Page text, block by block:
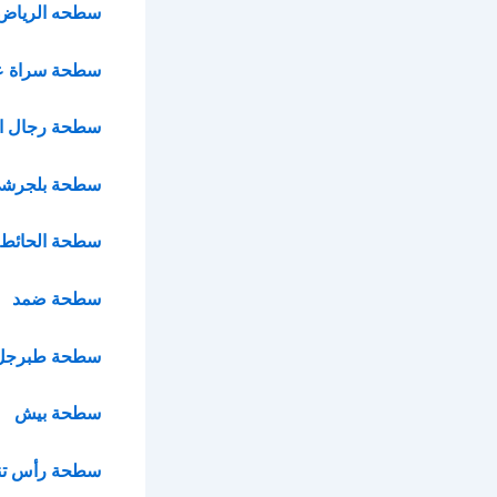
سطحه
سطحة سراة
سطحة رجال
سطحة
سطحة الحائط
سطحة ضمد
سطحة
سطحة بيش
سطحة رأس